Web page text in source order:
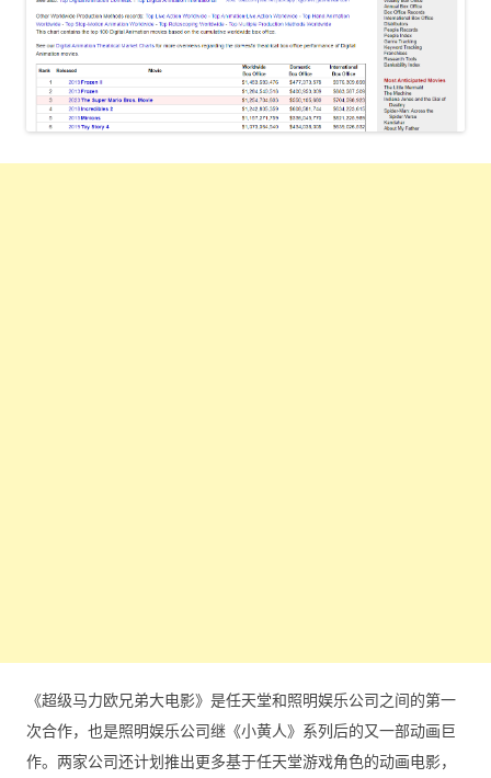
《超级马力欧兄弟大电影》是任天堂和照明娱乐公司之间的第一
次合作，也是照明娱乐公司继《小黄人》系列后的又一部动画巨
作。两家公司还计划推出更多基于任天堂游戏角色的动画电影，